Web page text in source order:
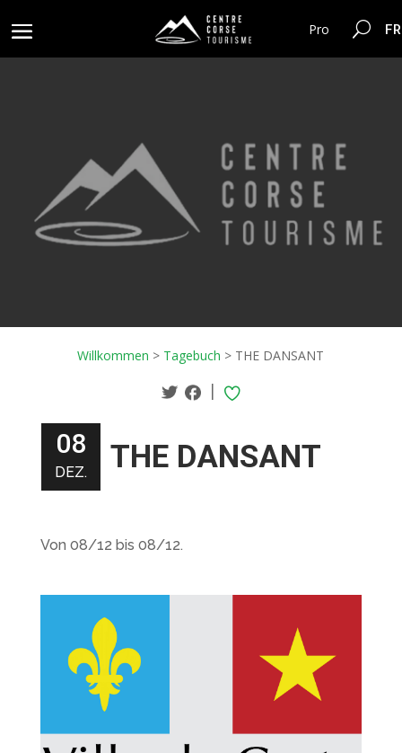
Pro
Willkommen > Tagebuch > THE DANSANT
|
08
DEZ. THE DANSANT
Von 08/12 bis 08/12.